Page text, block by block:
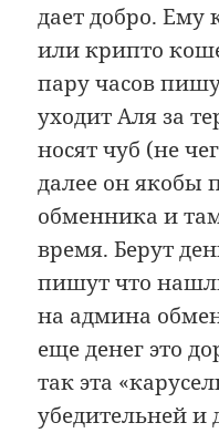
дает добро. Ему
или крипто
пару часов
уходит Аля за
носят чуб (не
далее он якобы
обменника и
время. Берут
пишут что
на админа
еще денег это
так эта
убедительней